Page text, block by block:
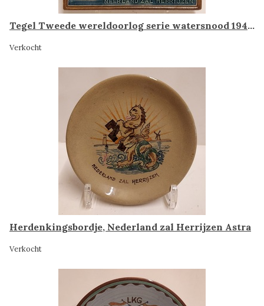
Tegel Tweede wereldoorlog serie watersnood 1944-45
Verkocht
Herdenkingsbordje, Nederland zal Herrijzen Astra
Verkocht